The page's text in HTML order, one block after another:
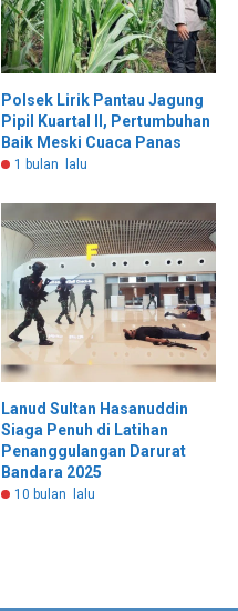
Polsek Lirik Pantau Jagung
Pipil Kuartal II, Pertumbuhan
Baik Meski Cuaca Panas
1 bulan lalu
Lanud Sultan Hasanuddin
Siaga Penuh di Latihan
Penanggulangan Darurat
Bandara 2025
10 bulan lalu